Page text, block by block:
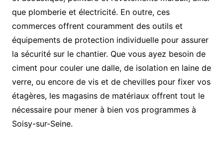
que plomberie et électricité. En outre, ces
commerces offrent couramment des outils et
équipements de protection individuelle pour assurer
la sécurité sur le chantier. Que vous ayez besoin de
ciment pour couler une dalle, de isolation en laine de
verre, ou encore de vis et de chevilles pour fixer vos
étagères, les magasins de matériaux offrent tout le
nécessaire pour mener à bien vos programmes à
Soisy-sur-Seine.